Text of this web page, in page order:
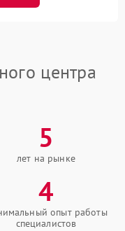
центра
5
лет на рынке
4
опыт работы
специалистов